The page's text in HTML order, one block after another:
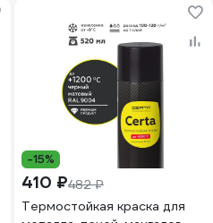
-15%
410 ₽482 ₽
Термостойкая краска для